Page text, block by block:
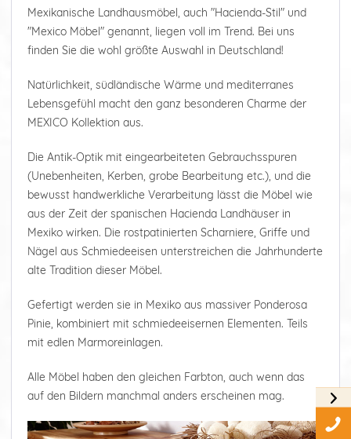
Mexikanische Landhausmöbel, auch "Hacienda-Stil" und
"Mexico Möbel" genannt, liegen voll im Trend. Bei uns
finden Sie die wohl größte Auswahl in Deutschland!
Natürlichkeit, südländische Wärme und mediterranes
Lebensgefühl macht den ganz besonderen Charme der
MEXICO Kollektion aus.
Die Antik-Optik mit eingearbeiteten Gebrauchsspuren
(Unebenheiten, Kerben, grobe Bearbeitung etc.), und die
bewusst handwerkliche Verarbeitung lässt die Möbel wie
aus der Zeit der spanischen Hacienda Landhäuser in
Mexiko wirken. Die rostpatinierten Scharniere, Griffe und
Nägel aus Schmiedeeisen unterstreichen die Jahrhunderte
alte Tradition dieser Möbel.
Gefertigt werden sie in Mexiko aus massiver Ponderosa
Pinie, kombiniert mit schmiedeeisernen Elementen. Teils
mit edlen Marmoreinlagen.
Alle Möbel haben den gleichen Farbton, auch wenn das
auf den Bildern manchmal anders erscheinen mag.